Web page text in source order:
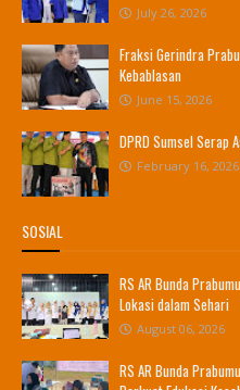
July 26, 2026
Fraksi Gerindra
Kebablasan
June 15, 2026
DPRD Sumsel Serap
February 16, 2026
SOSIAL
RS AR Bunda
Lokasi dalam Sehari
August 06, 2026
RS AR Bunda